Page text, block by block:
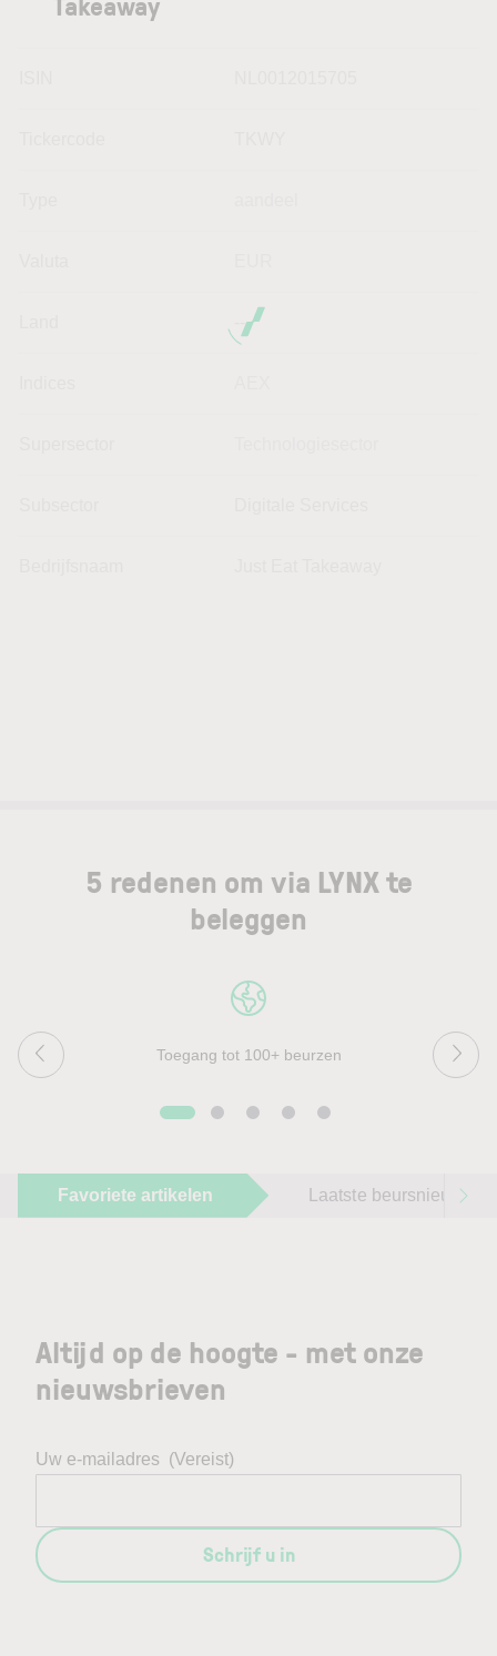
--
5 redenen om via LYNX te
beleggen
Toegang tot 100+ beurzen
Favoriete artikelen Laatste beursnieuws
Altijd op de hoogte - met onze
nieuwsbrieven
Uw e-mailadres (Vereist)
Schrijf u in